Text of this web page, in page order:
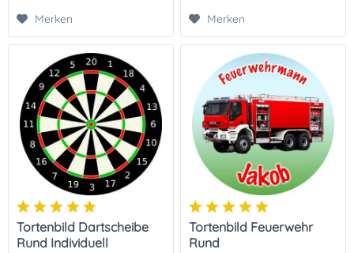
Merken Merken
Tortenbild Dartscheibe
Rund Individuell
Tortenbild Feuerwehr
Rund